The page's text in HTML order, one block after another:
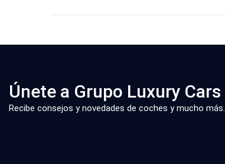
Únete a Grupo Luxury Cars
Recibe consejos y novedades de coches y mucho más.